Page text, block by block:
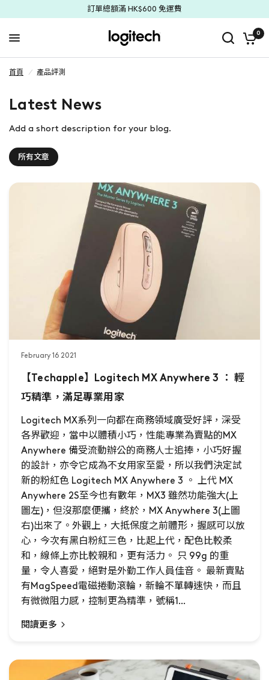
訂單總額滿 HK$600 免運費
0
首頁 / 產品評測
Latest News
Add a short description for your blog.
所有文章
February 16 2021
【Techapple】Logitech MX Anywhere 3 ： 輕
巧精準，滿足專業用家
Logitech MX系列一向都在商務領域廣受好評，深受
各界歡迎，當中以體積小巧，性能專業為賣點的MX
Anywhere 備受流動辦公的商務人士追捧，小巧好握
的設計，亦令它成為不女用家至愛，所以我們決定試
新的粉紅色 Logitech MX Anywhere 3 。 上代 MX
Anywhere 2S至今也有數年，MX3 雖然功能強大(上
圖左)，但沒那麼便攜，終於，MX Anywhere 3(上圖
右)出來了。外觀上，大抵保度之前體形，握感可以放
心，今次有黑白粉紅三色，比起上代，配色比較柔
和，線條上亦比較親和，更有活力。 只 99g 的重
量，令人喜愛，絕對是外勤工作人員佳音。 最新賣點
有MagSpeed電磁捲動滾輪，新輪不單轉速快，而且
有微微阻力感，控制更為精準，號稱1...
閱讀更多